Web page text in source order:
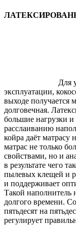
Для
эксплуатации,
выходе получается
долговечная.
большие нагрузки
расслаиванию
койра даёт матрасу
матрас не только
свойствами, но и
в результате чего
пылевых клещей и
и поддерживает
Такой наполнитель
долгого времени.
пятьдесят на
регулирует